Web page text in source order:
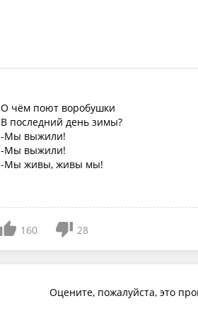
О чём поют воробушки
В последний день зимы?
-Мы выжили!
-Мы выжили!
-Мы живы, живы мы!
160 28
Оцените, пожалуйста, это